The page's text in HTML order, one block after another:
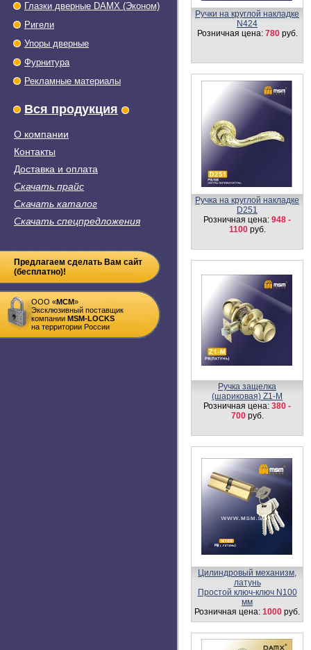
Глазки дверные DAMX (Эконом)
Ригели
Упоры дверные
Фурнитура
Рекламные материалы
Вся продукция
О компании
Контакты
Доставка и оплата
Скачать прайс
Скачать каталог
Скачать спецпредложения
Предлагаем сделать Вам сайт
(бесплатно)!
ООО «MСM»
Эксклюзивный поставщик
компании MSM-LOCKS
на территории России
Ручка 160 L
Розничная цена:
Накладка-фиксатор SW1
Розничная цена:
Петля ввертная I-52/16
Розничная цена:38руб.
Ручка защелка
(шариковая) Z1-M
Розничная цена:380 -
700руб.